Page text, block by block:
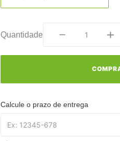
Quantidade
Calcule o prazo de entrega